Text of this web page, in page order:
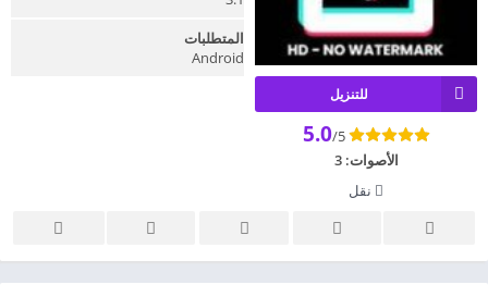
للتنزيل
5.0/5
الأصوات:3
نقل
المتطلبات
Android